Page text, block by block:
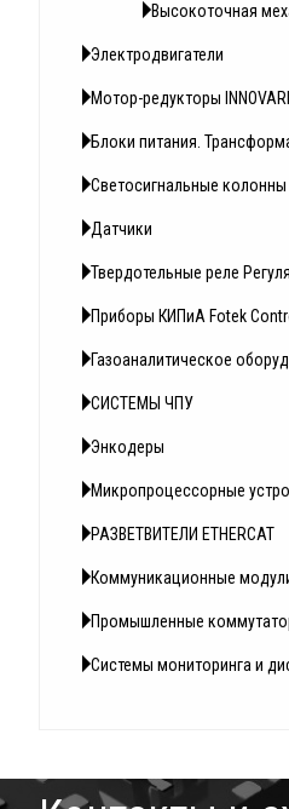
Высокоточная
Электродвигатели
Мотор-редукторы INNOVARI
Блоки питания.
Светосигнальные колонны
Датчики
Твердотельные реле
Приборы КИПиА Fotek
Газоаналитическое
СИСТЕМЫ ЧПУ
Энкодеры
Микропроцессорные
РАЗВЕТВИТЕЛИ ETHERCAT
Коммуникационные
Промышленные
Системы мониторинга и